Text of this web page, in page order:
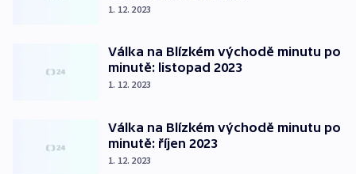
1. 12. 2023
Válka na Blízkém východě minutu po
minutě: listopad 2023
1. 12. 2023
Válka na Blízkém východě minutu po
minutě: říjen 2023
1. 12. 2023